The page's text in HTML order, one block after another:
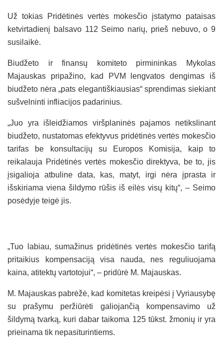
Už tokias Pridėtinės vertės mokesčio įstatymo pataisas
ketvirtadienį balsavo 112 Seimo narių, prieš nebuvo, o 9
susilaikė.
Biudžeto ir finansų komiteto pirmininkas Mykolas
Majauskas pripažino, kad PVM lengvatos dengimas iš
biudžeto nėra „pats elegantiškiausias“ sprendimas siekiant
sušvelninti infliacijos padarinius.
„Juo yra išleidžiamos viršplaninės pajamos netikslinant
biudžeto, nustatomas efektyvus pridėtinės vertės mokesčio
tarifas be konsultacijų su Europos Komisija, kaip to
reikalauja Pridėtinės vertės mokesčio direktyva, be to, jis
įsigalioja atbuline data, kas, matyt, irgi nėra įprasta ir
išskiriama viena šildymo rūšis iš eilės visų kitų“, – Seimo
posėdyje teigė jis.
„Tuo labiau, sumažinus pridėtinės vertės mokesčio tarifą
pritaikius kompensaciją visa nauda, nes reguliuojama
kaina, atitektų vartotojui“, – pridūrė M. Majauskas.
M. Majauskas pabrėžė, kad komitetas kreipėsi į Vyriausybę
su prašymu peržiūrėti galiojančią kompensavimo už
šildymą tvarką, kuri dabar taikoma 125 tūkst. žmonių ir yra
prieinama tik nepasiturintiems.